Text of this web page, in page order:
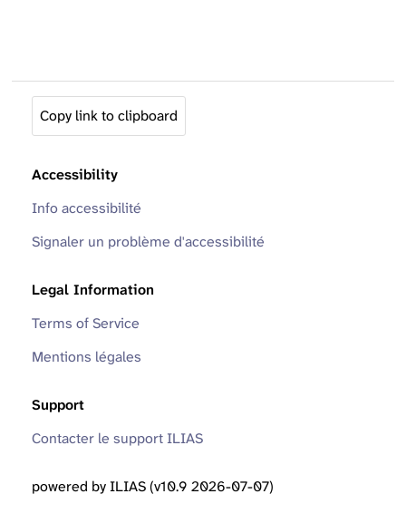
Copy link to clipboard
Accessibility
Info accessibilité
Signaler un problème d'accessibilité
Legal Information
Terms of Service
Mentions légales
Support
Contacter le support ILIAS
powered by ILIAS (v10.9 2026-07-07)